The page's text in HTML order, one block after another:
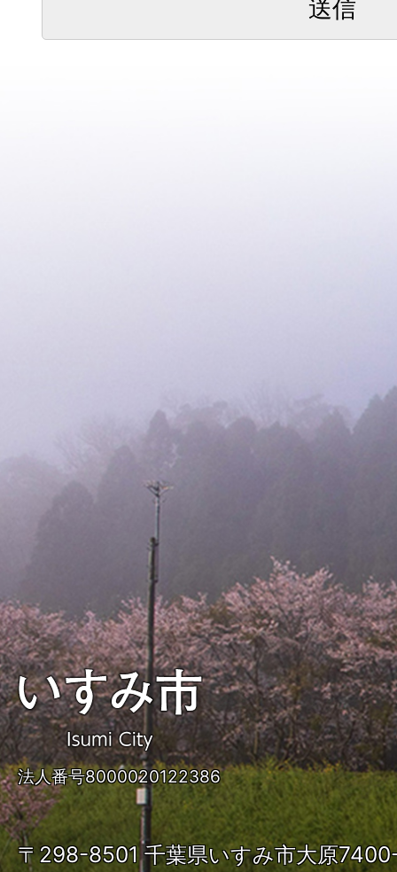
い
す
み
市
ISUMI
City
法人番号8000020122386
〒298-8501 千葉県いすみ市大原